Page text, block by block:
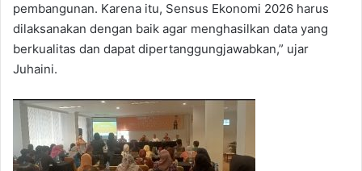
pembangunan. Karena itu, Sensus Ekonomi 2026 harus
dilaksanakan dengan baik agar menghasilkan data yang
berkualitas dan dapat dipertanggungjawabkan,” ujar
Juhaini.